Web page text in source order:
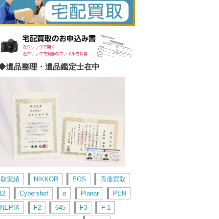
遺品整理・遺品鑑定士在中
実績 NIKKOR EOS
高価買取
Cybershot α Planar
PEN
F2 645 F3
F-1